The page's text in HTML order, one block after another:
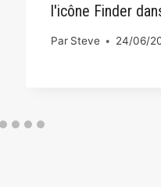
l'icône Finder
Par Steve 24/06/